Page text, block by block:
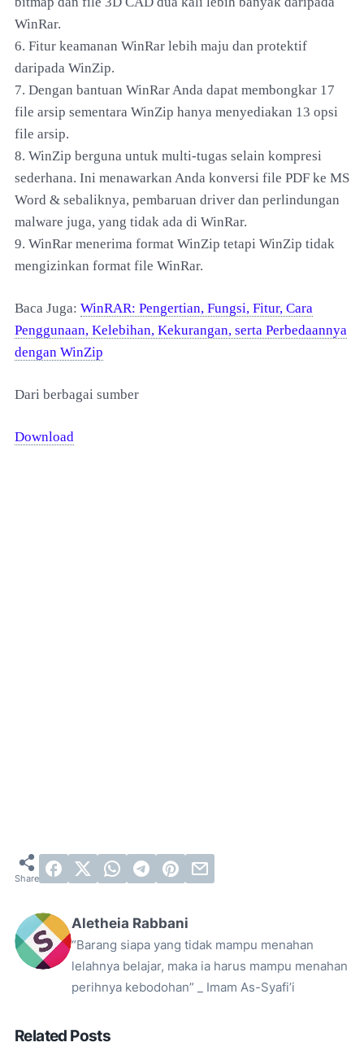
WinRar.
6. Fitur keamanan WinRar lebih maju dan protektif
daripada WinZip.
7. Dengan bantuan WinRar Anda dapat membongkar 17
file arsip sementara WinZip hanya menyediakan 13 opsi
file arsip.
8. WinZip berguna untuk multi-tugas selain kompresi
sederhana. Ini menawarkan Anda konversi file PDF ke MS
Word & sebaliknya, pembaruan driver dan perlindungan
malware juga, yang tidak ada di WinRar.
9. WinRar menerima format WinZip tetapi WinZip tidak
mengizinkan format file WinRar.
Baca Juga: WinRAR: Pengertian, Fungsi, Fitur, Cara
Penggunaan, Kelebihan, Kekurangan, serta Perbedaannya
dengan WinZip
Dari berbagai sumber
Download
Aletheia Rabbani
“Barang siapa yang tidak mampu menahan
lelahnya belajar, maka ia harus mampu menahan
perihnya kebodohan” _ Imam As-Syafi’i
Related Posts